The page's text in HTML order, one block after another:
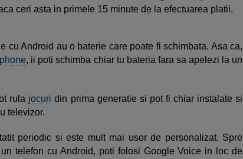
ceri asta in primele 15 minute de la efectuarea platii.
cu Android au o baterie care poate fi schimbata. Asa ca,
, ii poti schimba chiar tu bateria fara sa apelezi la un
rula jocuri din prima generatie si pot fi chiar instalate si
televizor.
periodic si este mult mai usor de personalizat. Spre
telefon cu Android, poti folosi Google Voice in loc de